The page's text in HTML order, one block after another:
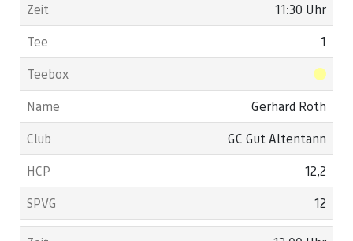
11:30 Uhr
1
Gerhard Roth
GC Gut Altentann
12,2
12